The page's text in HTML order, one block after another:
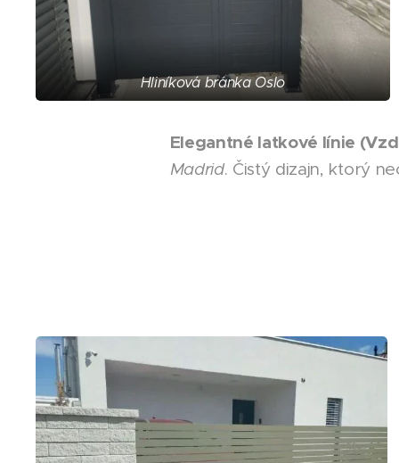
Hliníková bránka Oslo
Elegantné latkové línie
Madrid. Čistý dizajn, ktorý